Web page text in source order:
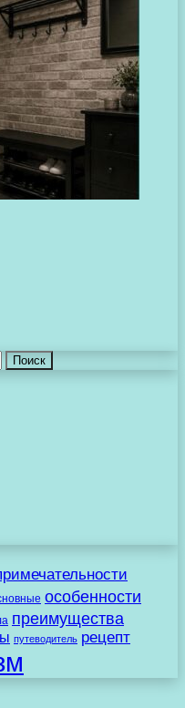
особенности
преимущества
путеводитель рецепт